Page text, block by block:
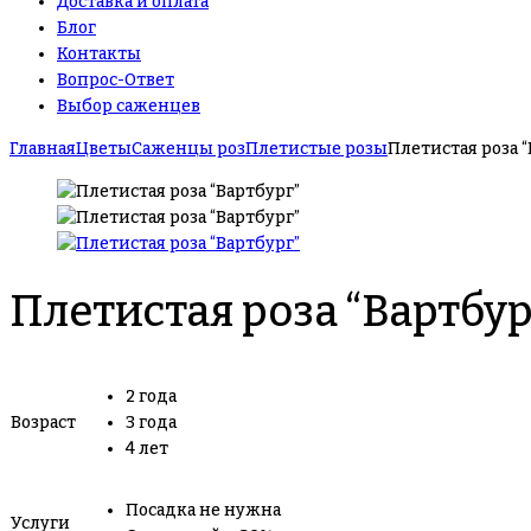
Блог
Контакты
Вопрос-Ответ
Выбор саженцев
ГлавнаяЦветыСаженцы розПлетистые розыПлетистая роза
Плетистая роза
Возраст
2 года
3 года
4 лет
Услуги
Посадка не нужна